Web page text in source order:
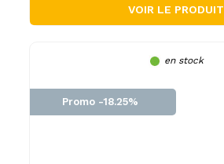
VOIR LE PRODUIT
en stock
Promo -18.25%